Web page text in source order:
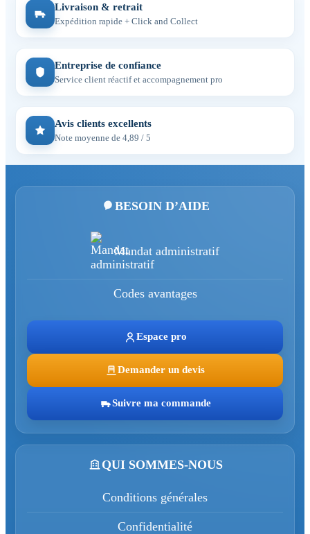
Livraison & retrait
Expédition rapide + Click and Collect
Entreprise de confiance
Service client réactif et accompagnement pro
Avis clients excellents
Note moyenne de 4,89 / 5
BESOIN D’AIDE
Mandat administratif
Codes avantages
Espace pro
Demander un devis
Suivre ma commande
QUI SOMMES-NOUS
Conditions générales
Confidentialité